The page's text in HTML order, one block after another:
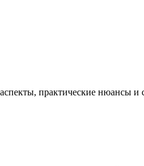
практические нюансы